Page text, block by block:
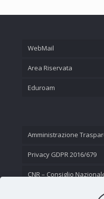
WebMail
Area Riservata
Eduroam
Amministrazione
Privacy GDPR 2016/679
CNR – Consiglio